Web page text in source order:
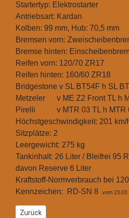
Startertyp: Elektrostarter
Antriebsart: Kardan
Kolben: 99 mm, Hub: 70,5 mm
Bremsen vorn:
Bremse hinten:
Reifen vorn: 120/70 ZR17
Reifen hinten: 160/60 ZR18
Bridgestone v SL BT54F h SL
Metzeler v ME Z2 Front TL h
Pirelli v MTR 03 TL h MTR
Höchstgeschwindigkeit: 201 km/
Sitzplätze: 2
Leergewicht: 275 kg
Tankinhalt: 26 Liter / Bleifrei 95
davon Reserve 6 Liter
Kraftstoff-Normverbrauch bei
Kennzeichen: RD-SN 8
vom
Vorheriger Beitrag: BMW450
Zurück